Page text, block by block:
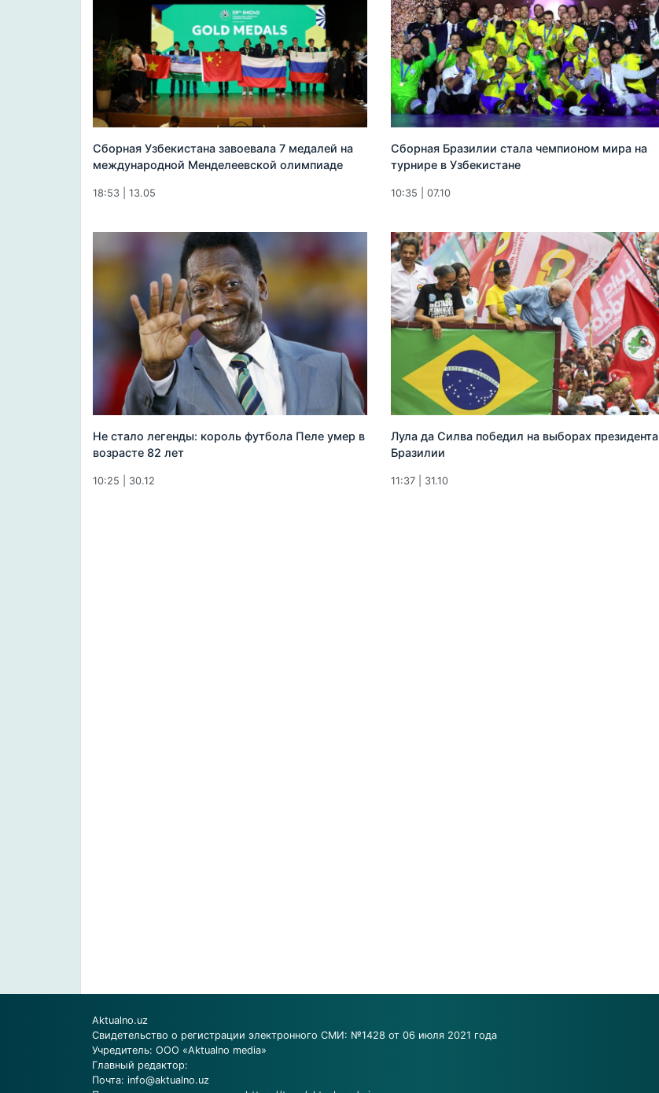
Сборная Узбекистана завоевала 7 медалей на
международной Менделеевской олимпиаде
18:53 | 13.05
Сборная Бразилии стала чемпионом мира на
турнире в Узбекистане
10:35 | 07.10
Не стало легенды: король футбола Пеле умер в
возрасте 82 лет
10:25 | 30.12
Лула да Силва победил на выборах президента
Бразилии
11:37 | 31.10
Aktualno.uz
Свидетельство о регистрации электронного СМИ: №1428 от 06 июля 2021 года
Учредитель: ООО «Aktualno media»
Главный редактор:
Почта: info@aktualno.uz